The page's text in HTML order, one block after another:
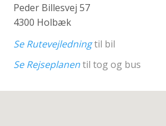
Peder Billesvej 57
4300 Holbæk
Se Rutevejledningtil bil
Se Rejseplanentil tog og bus